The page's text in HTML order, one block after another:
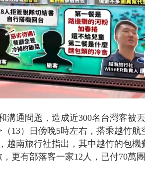
溝通問題，造成近300名台灣客被
13）日傍晚5時左右，搭乘越竹
越南旅行社指出，其中越竹的包機
更有部落客一家12人，已付70萬